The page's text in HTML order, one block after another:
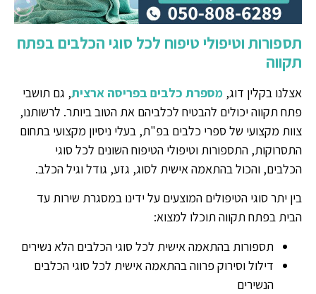
תספורות וטיפולי טיפוח לכל סוגי הכלבים בפתח
תקווה
אצלנו בקלין דוג, מספרת כלבים בפריסה ארצית, גם תושבי
פתח תקווה יכולים להבטיח לכלביהם את הטוב ביותר. לרשותנו,
צוות מקצועי של ספרי כלבים בפ"ת, בעלי ניסיון מקצועי בתחום
התסרוקות, התספורות וטיפולי הטיפוח השונים לכל סוגי
הכלבים, והכול בהתאמה אישית לסוג, גזע, גודל וגיל הכלב.
בין יתר סוגי הטיפולים המוצעים על ידינו במסגרת שירות עד
הבית בפתח תקווה תוכלו למצוא:
תספורות בהתאמה אישית לכל סוגי הכלבים הלא נשירים
דילול וסירוק פרווה בהתאמה אישית לכל סוגי הכלבים
הנשירים